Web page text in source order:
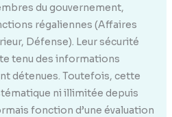
du gouvernement,
régaliennes (Affaires
Défense). Leur sécurité
tenu des informations
détenues. Toutefois, cette
ni illimitée depuis
fonction d’une évaluation